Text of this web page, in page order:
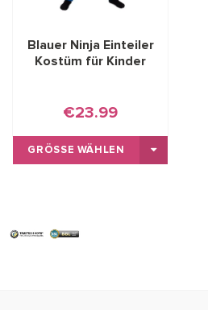
Blauer Ninja Einteiler
Kostüm für Kinder
€23.99
GRÖSSE WÄHLEN